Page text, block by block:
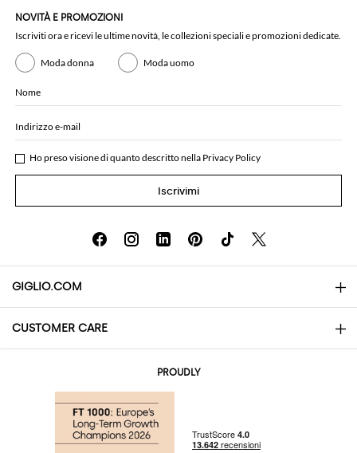
NOVITÀ E PROMOZIONI
Iscriviti ora e ricevi le ultime novità, le collezioni speciali e promozioni dedicate.
Moda donna Moda uomo
Nome
Indirizzo e-mail
Ho preso visione di quanto descritto nella Privacy Policy
Iscrivimi
GIGLIO.COM
About
CUSTOMER CARE
PROUDLY